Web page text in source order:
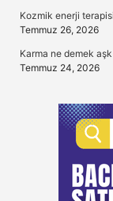
Kozmik enerji
Temmuz 26, 2026
Karma ne demek
Temmuz 24, 2026